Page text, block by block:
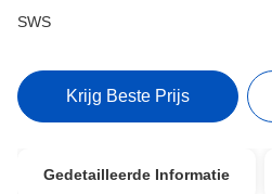
SWS
Krijg Beste Prijs
Gedetailleerde Informatie